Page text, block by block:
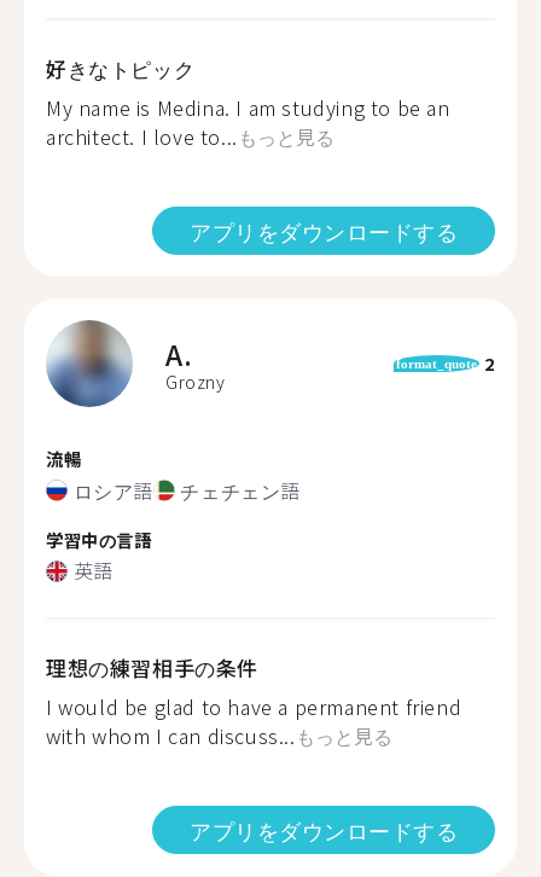
好きなトピック
My name is Medina. I am studying to be an
architect. I love to... もっと見る
アプリをダウンロードする
A.
Grozny
format_quote 2
流暢
ロシア語 チェチェン語
学習中の言語
英語
理想の練習相手の条件
I would be glad to have a permanent friend
with whom I can discuss... もっと見る
アプリをダウンロードする